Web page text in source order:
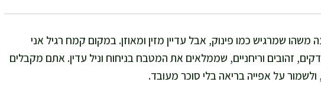
שמרגיש כמו פינוק, אבל עדיין מזין ומאוזן. במקום קמח רגיל אני
זהובים וריחניים, שממלאים את המטבח בניחוח וניל עדין. אתם מקבלים
על אפייה בריאה בלי סוכר מעובד.